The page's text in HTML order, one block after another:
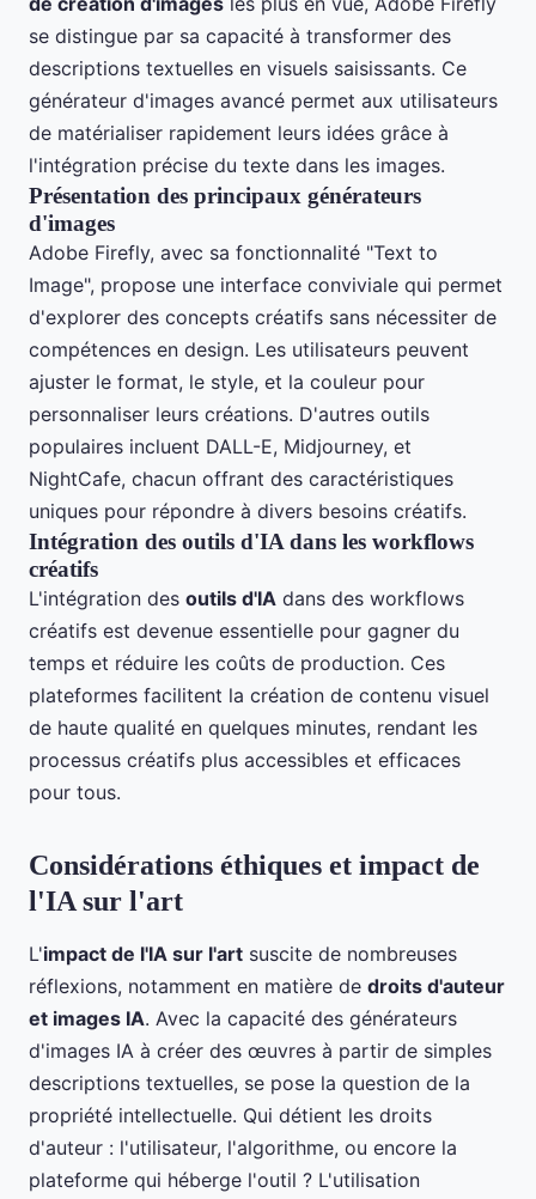
se distingue par sa capacité à transformer des
descriptions textuelles en visuels saisissants. Ce
générateur d'images avancé permet aux utilisateurs
de matérialiser rapidement leurs idées grâce à
l'intégration précise du texte dans les images.
Présentation des principaux générateurs
d'images
Adobe Firefly, avec sa fonctionnalité "Text to
Image", propose une interface conviviale qui permet
d'explorer des concepts créatifs sans nécessiter de
compétences en design. Les utilisateurs peuvent
ajuster le format, le style, et la couleur pour
personnaliser leurs créations. D'autres outils
populaires incluent DALL-E, Midjourney, et
NightCafe, chacun offrant des caractéristiques
uniques pour répondre à divers besoins créatifs.
Intégration des outils d'IA dans les workflows
créatifs
L'intégration des outils d'IA dans des workflows
créatifs est devenue essentielle pour gagner du
temps et réduire les coûts de production. Ces
plateformes facilitent la création de contenu visuel
de haute qualité en quelques minutes, rendant les
processus créatifs plus accessibles et efficaces
pour tous.
Considérations éthiques et impact de
l'IA sur l'art
L'impact de l'IA sur l'art suscite de nombreuses
réflexions, notamment en matière de droits d'auteur
et images IA. Avec la capacité des générateurs
d'images IA à créer des œuvres à partir de simples
descriptions textuelles, se pose la question de la
propriété intellectuelle. Qui détient les droits
d'auteur : l'utilisateur, l'algorithme, ou encore la
plateforme qui héberge l'outil ? L'utilisation